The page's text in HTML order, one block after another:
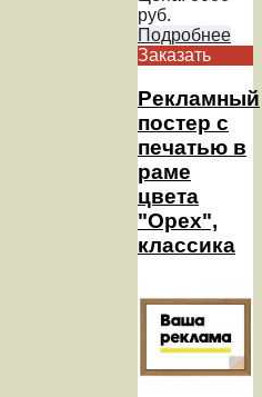
руб.
Подробнее
Заказать
Рекламный
постер с
печатью в
раме
цвета
"Орех",
классика